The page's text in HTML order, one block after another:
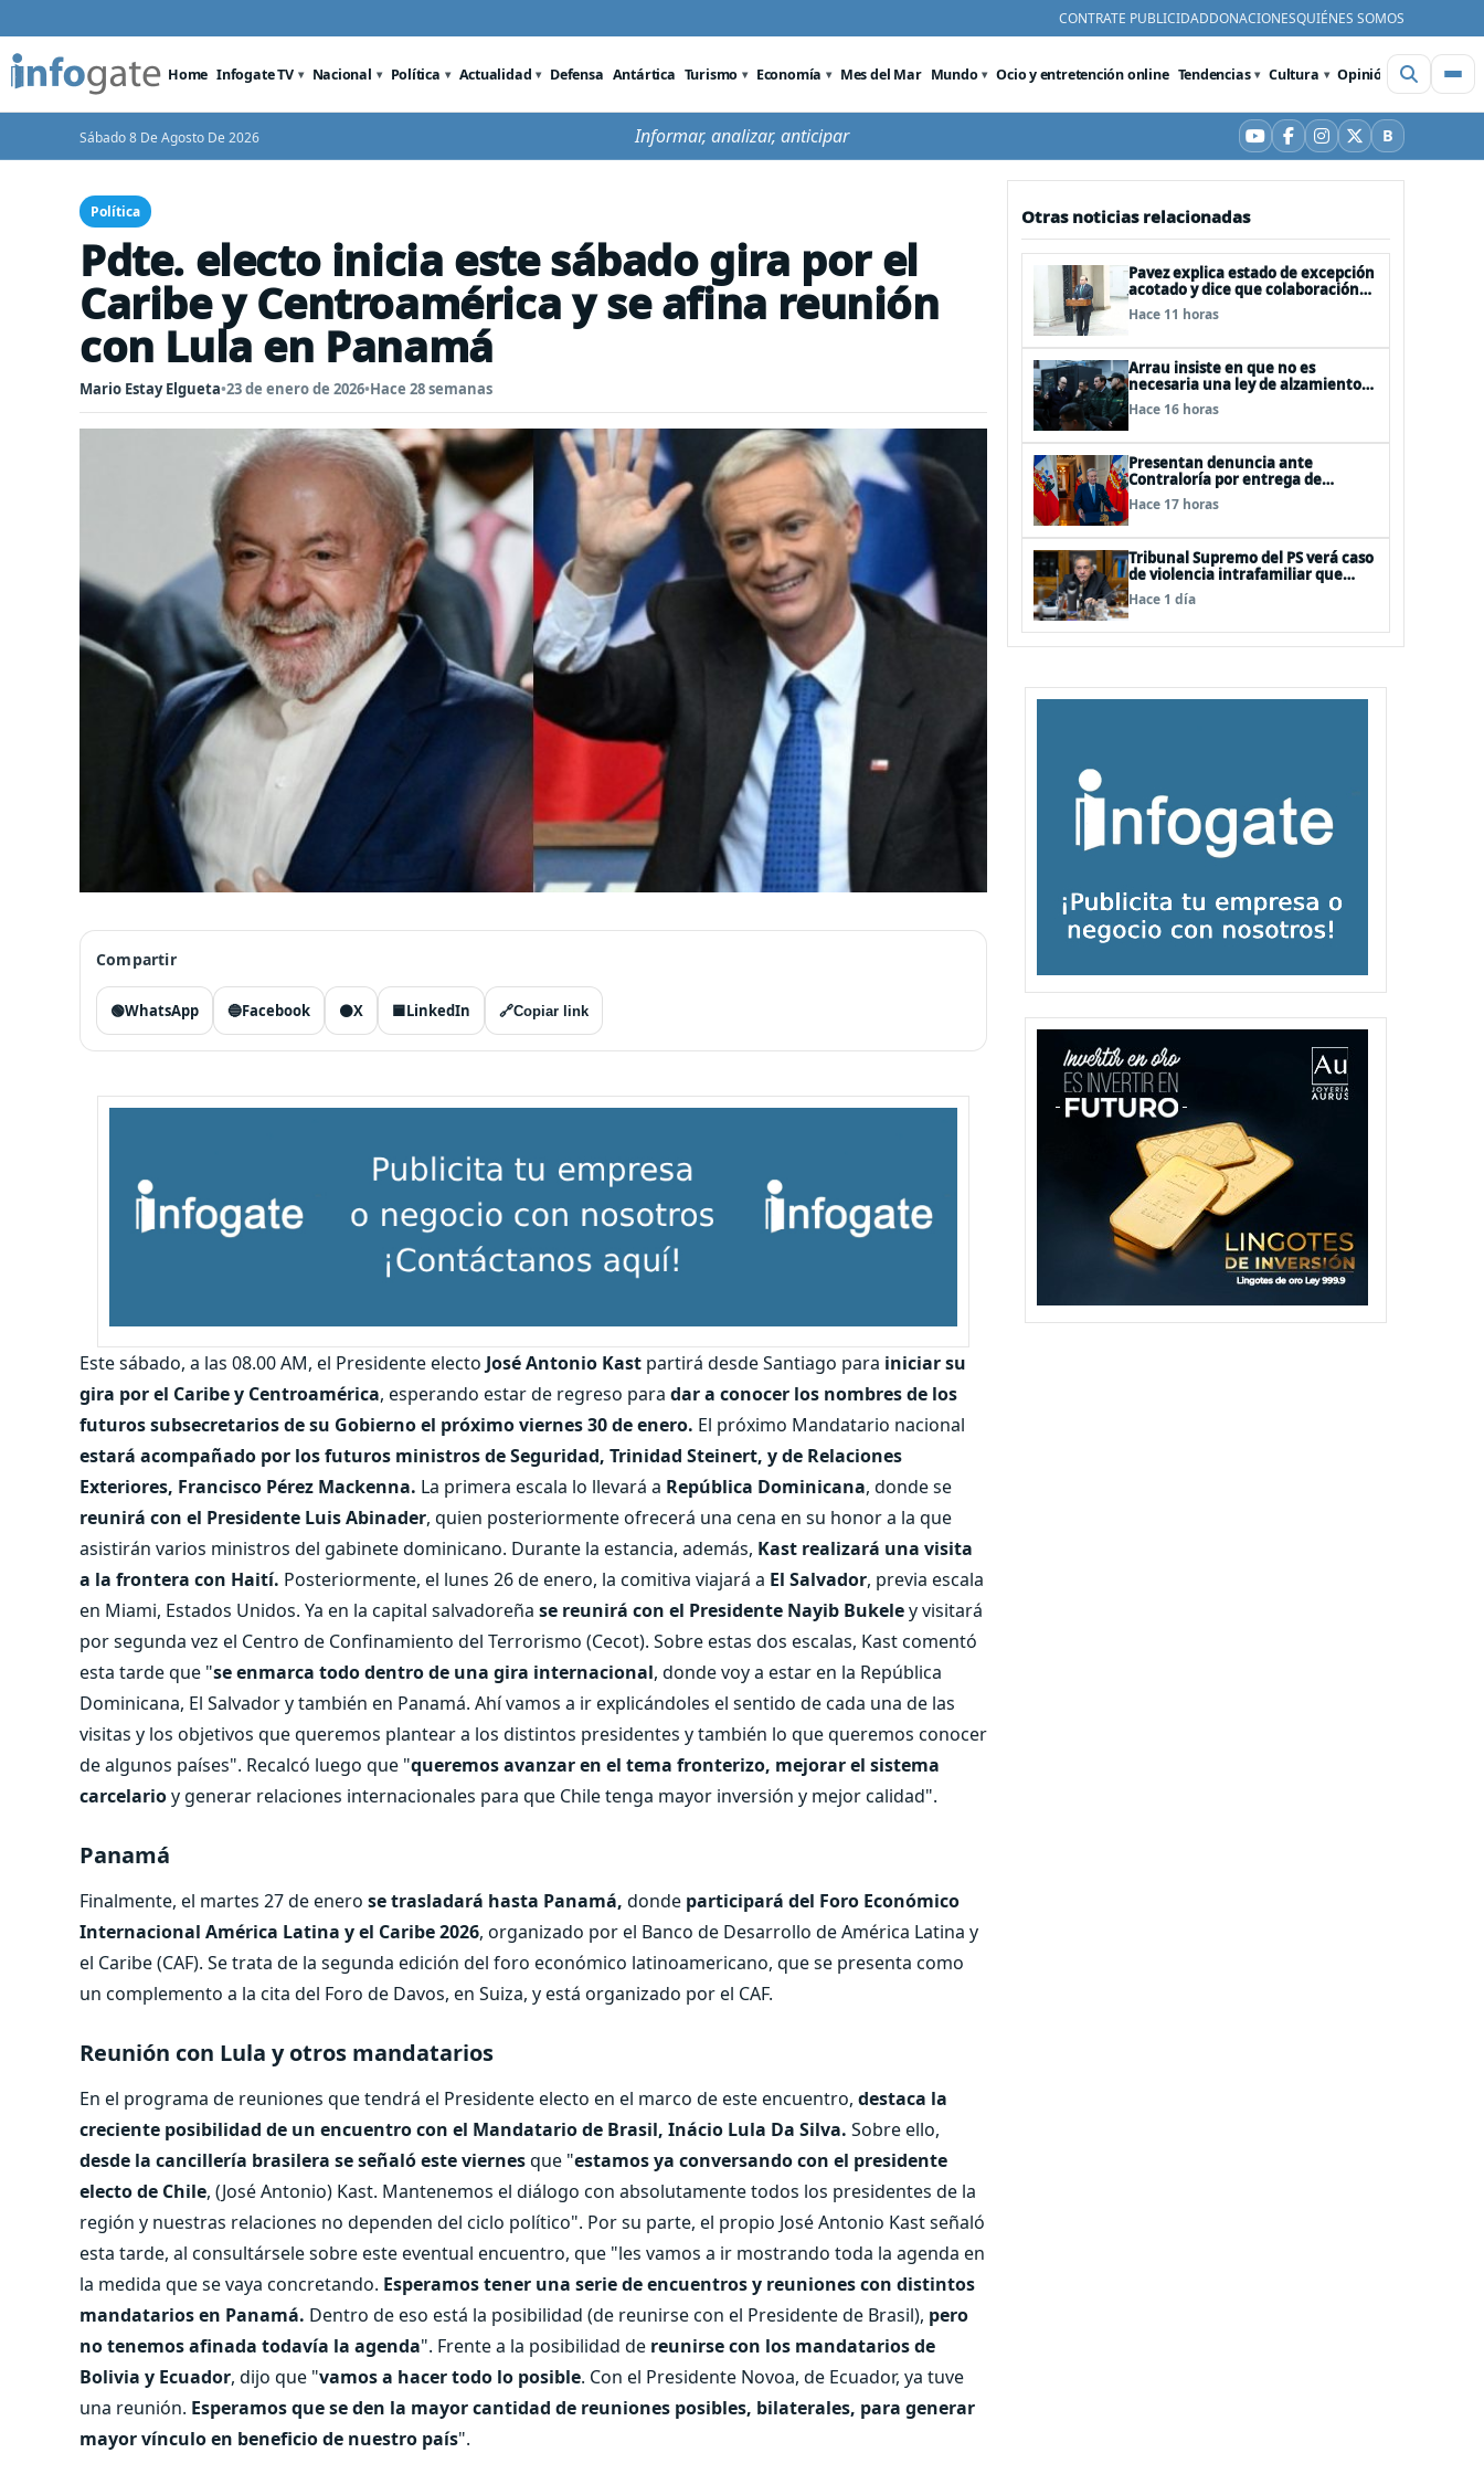
CONTRATE PUBLICIDADDONACIONESQUIÉNES SOMOS
Home Infogate TV Nacional Política Actualidad Defensa Antártica Turismo Economía Mes del Mar Mundo Ocio y entretención online Tendencias Cultura Opinión Videos
Sábado 8 De Agosto De 2026 Informar, analizar, anticipar YouTube
Facebook
Instagram
X BBluesky
Política
Pdte. electo inicia este sábado gira por el
Caribe y Centroamérica y se afina reunión
con Lula en Panamá
Mario Estay Elgueta•23 de enero de 2026•Hace 28 semanas
Compartir
🟢WhatsApp 🔵Facebook ⚫X 🟦LinkedIn 🔗Copiar link
Este sábado, a las 08.00 AM, el Presidente electo José Antonio Kast partirá desde Santiago para iniciar su
gira por el Caribe y Centroamérica, esperando estar de regreso para dar a conocer los nombres de los
futuros subsecretarios de su Gobierno el próximo viernes 30 de enero. El próximo Mandatario nacional
estará acompañado por los futuros ministros de Seguridad, Trinidad Steinert, y de Relaciones
Exteriores, Francisco Pérez Mackenna. La primera escala lo llevará a República Dominicana, donde se
reunirá con el Presidente Luis Abinader, quien posteriormente ofrecerá una cena en su honor a la que
asistirán varios ministros del gabinete dominicano. Durante la estancia, además, Kast realizará una visita
a la frontera con Haití. Posteriormente, el lunes 26 de enero, la comitiva viajará a El Salvador, previa escala
en Miami, Estados Unidos. Ya en la capital salvadoreña se reunirá con el Presidente Nayib Bukeley visitará
por segunda vez el Centro de Confinamiento del Terrorismo (Cecot). Sobre estas dos escalas, Kast comentó
esta tarde que "se enmarca todo dentro de una gira internacional, donde voy a estar en la República
Dominicana, El Salvador y también en Panamá. Ahí vamos a ir explicándoles el sentido de cada una de las
visitas y los objetivos que queremos plantear a los distintos presidentes y también lo que queremos conocer
de algunos países". Recalcó luego que "queremos avanzar en el tema fronterizo, mejorar el sistema
carcelarioy generar relaciones internacionales para que Chile tenga mayor inversión y mejor calidad".
Panamá
Finalmente, el martes 27 de enero se trasladará hasta Panamá, donde participará del Foro Económico
Internacional América Latina y el Caribe 2026, organizado por el Banco de Desarrollo de América Latina y
el Caribe (CAF). Se trata de la segunda edición del foro económico latinoamericano, que se presenta como
un complemento a la cita del Foro de Davos, en Suiza, y está organizado por el CAF.
Reunión con Lula y otros mandatarios
En el programa de reuniones que tendrá el Presidente electo en el marco de este encuentro, destaca la
creciente posibilidad de un encuentro con el Mandatario de Brasil, Inácio Lula Da Silva. Sobre ello,
desde la cancillería brasilera se señaló este viernesque "estamos ya conversando con el presidente
electo de Chile, (José Antonio) Kast. Mantenemos el diálogo con absolutamente todos los presidentes de la
región y nuestras relaciones no dependen del ciclo político". Por su parte, el propio José Antonio Kast señaló
esta tarde, al consultársele sobre este eventual encuentro, que "les vamos a ir mostrando toda la agenda en
la medida que se vaya concretando. Esperamos tener una serie de encuentros y reuniones con distintos
mandatarios en Panamá. Dentro de eso está la posibilidad (de reunirse con el Presidente de Brasil), pero
no tenemos afinada todavía la agenda". Frente a la posibilidad de reunirse con los mandatarios de
Bolivia y Ecuador, dijo que "vamos a hacer todo lo posible. Con el Presidente Novoa, de Ecuador, ya tuve
una reunión. Esperamos que se den la mayor cantidad de reuniones posibles, bilaterales, para generar
mayor vínculo en beneficio de nuestro país".
Otras noticias relacionadas
Pavez explica estado de excepción
acotado y dice que colaboración
entre FFAA y policías, “es algo del
todo pertinente analizar”
Hace 11 horas
Arrau insiste en que no es
necesaria una ley de alzamiento
del secreto bancario, porque ya
existe
Hace 16 horas
Presentan denuncia ante
Contraloría por entrega de
información falsa del Pdte Kast en
cadena nacional
Hace 17 horas
Tribunal Supremo del PS verá caso
de violencia intrafamiliar que
afecta al senador Fidel Espinoza
Hace 1 día